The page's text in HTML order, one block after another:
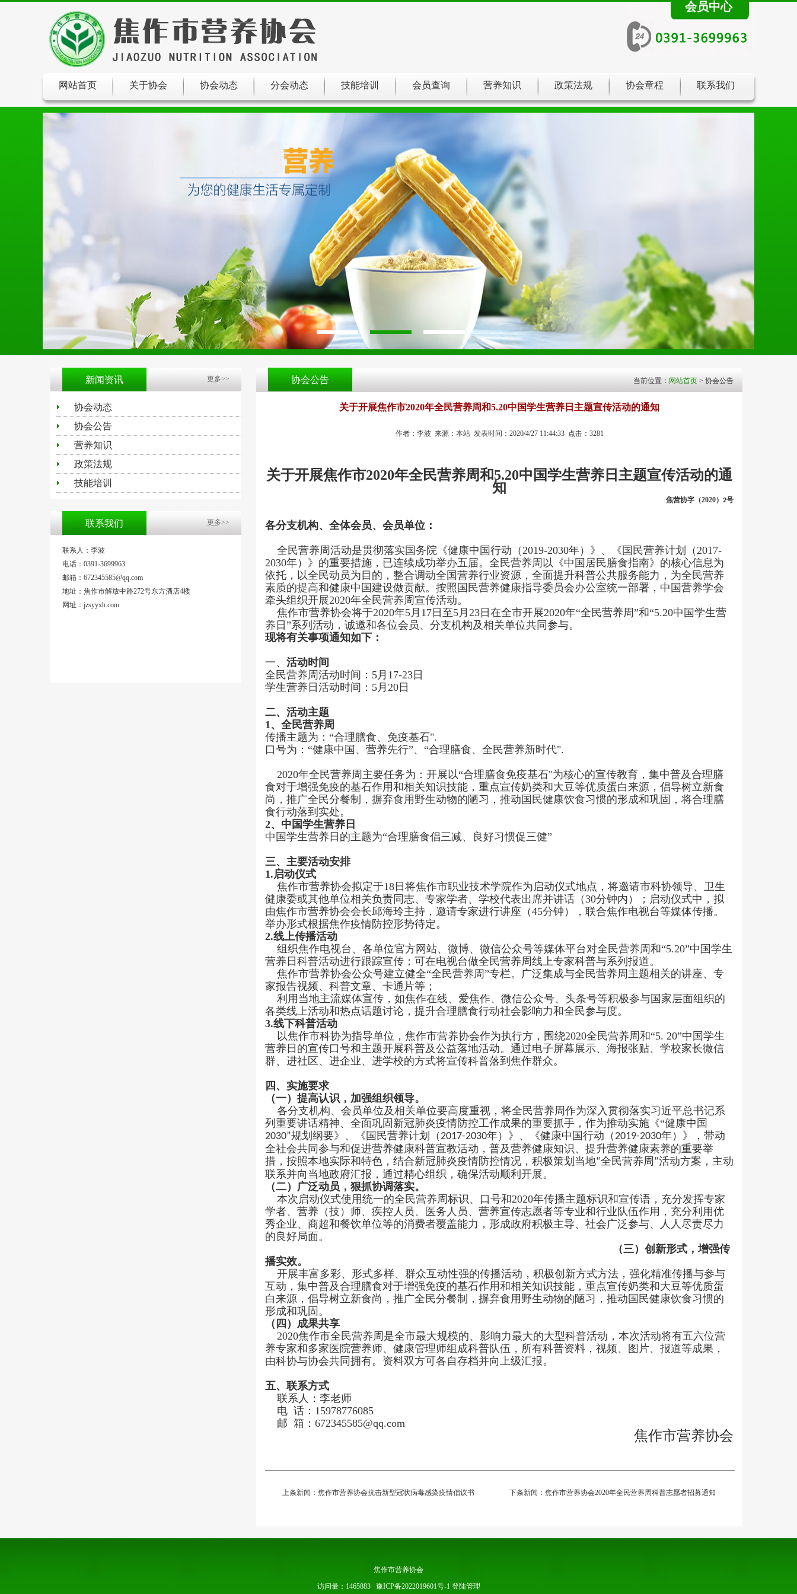
会员中心
网站首页 关于协会 协会动态 分会动态 技能培训 会员查询 营养知识 政策法规 协会章程 联系我们
新闻资讯 更多>>
协会动态
协会公告
营养知识
政策法规
技能培训
联系我们 更多>>
联系人：李波
电话：0391-3699963
邮箱：672345585@qq.com
地址：焦作市解放中路272号东方酒店4楼
网址：jzsyyxh.com
协会公告 当前位置： 网站首页 > 协会公告
关于开展焦作市2020年全民营养周和5.20中国学生营养日主题宣传活动的通知
作者：李波 来源：本站 发表时间：2020/4/27 11:44:33 点击：3281
关于开展焦作市2020年全民营养周和5.20中国学生营养日主题宣传活动的通
知
焦营协字（2020） 2号
各分支机构、全体会员、会员单位：
全民营养周活动是贯彻落实国务院《健康中国行动（2019-2030年）》、《国民营养计划（2017-
2030年）》的重要措施，已连续成功举办五届。全民营养周以《中国居民膳食指南》的核心信息为
依托，以全民动员为目的，整合调动全国营养行业资源，全面提升科普公共服务能力，为全民营养
素质的提高和健康中国建设做贡献。按照国民营养健康指导委员会办公室统一部署，中国营养学会
牵头组织开展2020年全民营养周宣传活动。
焦作市营养协会将于2020年5月17日至5月23日在全市开展2020年“全民营养周”和“5.20中国学生营
养日”系列活动，诚邀和各位会员、分支机构及相关单位共同参与。
现将有关事项通知如下：
一、 活动时间
全民营养周活动时间： 5月17-23日
学生营养日活动时间： 5月20日
二、活动主题
1、全民营养周
传播主题为： “合理膳食、免疫基石".
口号为： “健康中国、营养先行”、 “合理膳食、全民营养新时代".
2020年全民营养周主要任务为：开展以“合理膳食免疫基石"为核心的宣传教育，集中普及合理膳
食对于增强免疫的基石作用和相关知识技能，重点宣传奶类和大豆等优质蛋白来源，倡导树立新食
尚，推广全民分餐制，摒弃食用野生动物的陋习，推动国民健康饮食习惯的形成和巩固，将合理膳
食行动落到实处。
2、中国学生营养日
中国学生营养日的主题为“合理膳食倡三减、良好习惯促三健”
三、主要活动安排
1.启动仪式
焦作市营养协会拟定于18日将焦作市职业技术学院作为启动仪式地点，将邀请市科协领导、卫生
健康委或其他单位相关负责同志、专家学者、学校代表出席并讲话（30分钟内 ）；启动仪式中，拟
由焦作市营养协会会长邱海玲主持，邀请专家进行讲座（45分钟 ），联合焦作电视台等媒体传播。
举办形式根据焦作疫情防控形势待定。
2.线上传播活动
组织焦作电视台、各单位官方网站、微博、微信公众号等媒体平台对全民营养周和“5.20”中国学生
营养日科普活动进行跟踪宣传；可在电视台做全民营养周线上专家科普与系列报道。
焦作市营养协会公众号建立健全“全民营养周”专栏。广泛集成与全民营养周主题相关的讲座、专
家报告视频、科普文章、卡通片等；
利用当地主流媒体宣传，如焦作在线、爱焦作、微信公众号、头条号等积极参与国家层面组织的
各类线上活动和热点话题讨论，提升合理膳食行动社会影响力和全民参与度。
3.线下科普活动
以焦作市科协为指导单位，焦作市营养协会作为执行方，围绕2020全民营养周和“5. 20”中国学生
营养日的宣传口号和主题开展科普及公益落地活动。通过电子屏幕展示、海报张贴、学校家长微信
群、进社区、进企业、进学校的方式将宣传科普落到焦作群众。
四、实施要求
（一）提高认识，加强组织领导。
各分支机构、会员单位及相关单位要高度重视，将全民营养周作为深入贯彻落实习近平总书记系
列重要讲话精神、全面巩固新冠肺炎疫情防控工作成果的重要抓手，作为推动实施《“健康中国
2030”规划纲要》、《国民营养计划（2017-2030年）》、《健康中国行动（2019-2030年）》，带动
全社会共同参与和促进营养健康科普宣教活动，普及营养健康知识、提升营养健康素养的重要举
措，按照本地实际和特色，结合新冠肺炎疫情防控情况，积极策划当地“全民营养周 ”活动方案，主动
联系并向当地政府汇报，通过精心组织，确保活动顺利开展。
（二） 广泛动员，狠抓协调落实。
本次 启动仪式使用统一的全民营养周标识、口号和2020年传播主题标识和宣传语，充分发挥专家
学者、营养（技）师、疾控人员、医务人员、营养宣传志愿者等专业和行业队伍作用，充分利用优
秀企业、商超和餐饮单位等的消费者覆盖能力，形成政府积极主导、社会广泛参与、人人尽责尽力
的良好局面。
（三） 创新形式，增强传
播实效。
开展丰富多彩、形式多样、群众互动性强的传播活动，积极创新方式方法，强化精准传播与参与
互动，集中普及合理膳食对于增强免疫的基石作用和相关知识技能，重点宣传奶类和大豆等优质蛋
白来源，倡导树立新食尚，推广全民分餐制，摒弃食用野生动物的陋习，推动国民健康饮食习惯的
形成和巩固。
（四） 成果共享
2020焦作市全民营养周是全市最大规模的、影响力最大的大型科普活动，本次活动将有五六位营
养专家和多家医院营养师、健康管理师组成科普队伍，所有科普资料，视频、图片、报道等成果，
由科协与协会共同拥有。资料双方可各自存档并向上级汇报。
五、联系方式
联系人： 李老师
电 话： 15978776085
邮 箱： 672345585@qq.com
焦作市营养协会
上条新闻： 焦作市营养协会抗击新型冠状病毒感染疫情倡议书 下条新闻： 焦作市营养协会2020年全民营养周科普志愿者招募通知
焦作市营养协会
访问量：1465883 豫ICP备2022019601号-1 登陆管理